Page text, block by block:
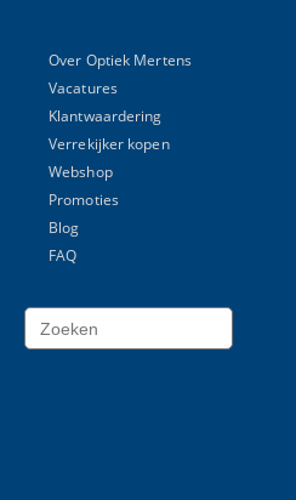
Over Optiek Mertens
Vacatures
Klantwaardering
Verrekijker kopen
Webshop
Promoties
Blog
FAQ